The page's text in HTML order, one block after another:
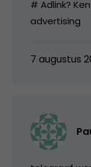
# Adlink?
advertising
7 augustus